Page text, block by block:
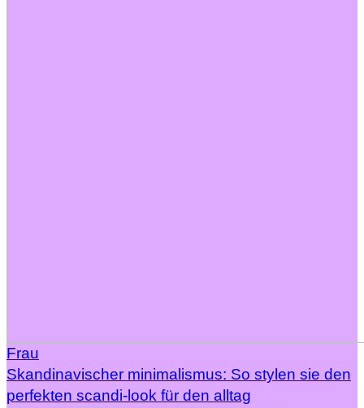
Frau
Skandinavischer minimalismus: So stylen sie den
perfekten scandi-look für den alltag